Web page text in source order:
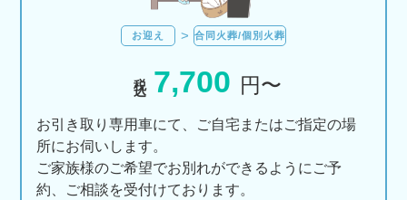
お迎え 合同火葬/個別火葬
7,700 円〜
お引き取り専用車にて、ご自宅またはご指定の場
所にお伺いします。
ご家族様のご希望でお別れができるようにご予
約、ご相談を受付けております。